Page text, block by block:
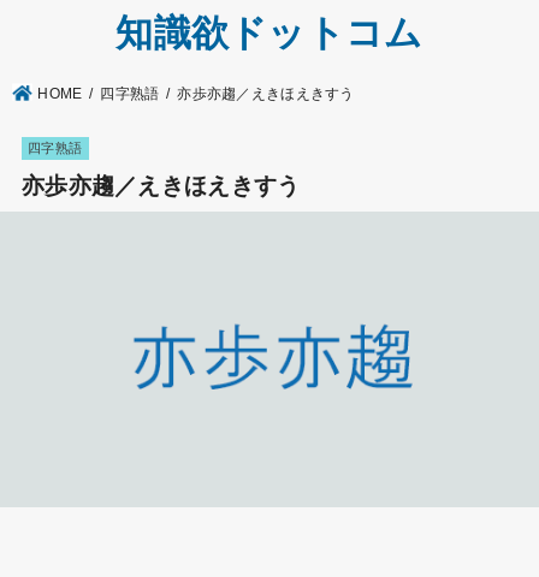
知識欲ドットコム
HOME 四字熟語 亦歩亦趨／えきほえきすう
四字熟語
亦歩亦趨／えきほえきすう